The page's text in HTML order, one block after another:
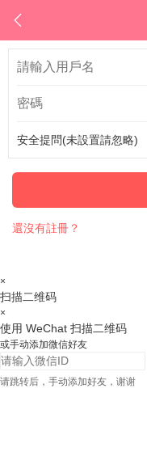
安全提問(未設置請忽略)
還沒有註冊？
×
扫描二维码
×
使用 WeChat 扫描二维码
或手动添加微信好友
请跳转后，手动添加好友，谢谢